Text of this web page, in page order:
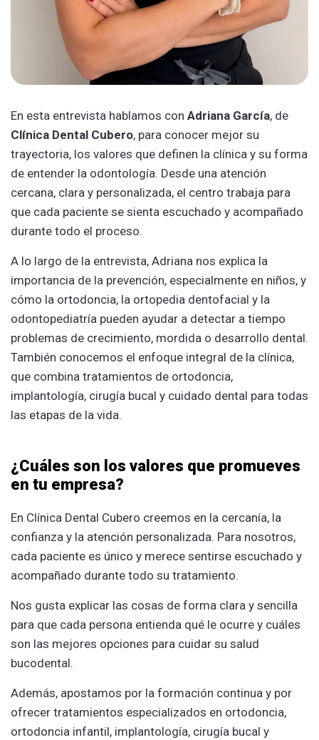
En esta entrevista hablamos con Adriana García, de
Clínica Dental Cubero, para conocer mejor su
trayectoria, los valores que definen la clínica y su forma
de entender la odontología. Desde una atención
cercana, clara y personalizada, el centro trabaja para
que cada paciente se sienta escuchado y acompañado
durante todo el proceso.
A lo largo de la entrevista, Adriana nos explica la
importancia de la prevención, especialmente en niños, y
cómo la ortodoncia, la ortopedia dentofacial y la
odontopediatría pueden ayudar a detectar a tiempo
problemas de crecimiento, mordida o desarrollo dental.
También conocemos el enfoque integral de la clínica,
que combina tratamientos de ortodoncia,
implantología, cirugía bucal y cuidado dental para todas
las etapas de la vida.
¿Cuáles son los valores que promueves
en tu empresa?
En Clínica Dental Cubero creemos en la cercanía, la
confianza y la atención personalizada. Para nosotros,
cada paciente es único y merece sentirse escuchado y
acompañado durante todo su tratamiento.
Nos gusta explicar las cosas de forma clara y sencilla
para que cada persona entienda qué le ocurre y cuáles
son las mejores opciones para cuidar su salud
bucodental.
Además, apostamos por la formación continua y por
ofrecer tratamientos especializados en ortodoncia,
ortodoncia infantil, implantología, cirugía bucal y